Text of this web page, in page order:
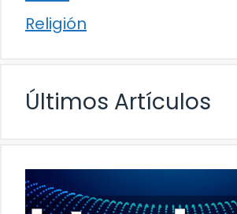
Religión
Últimos Artículos